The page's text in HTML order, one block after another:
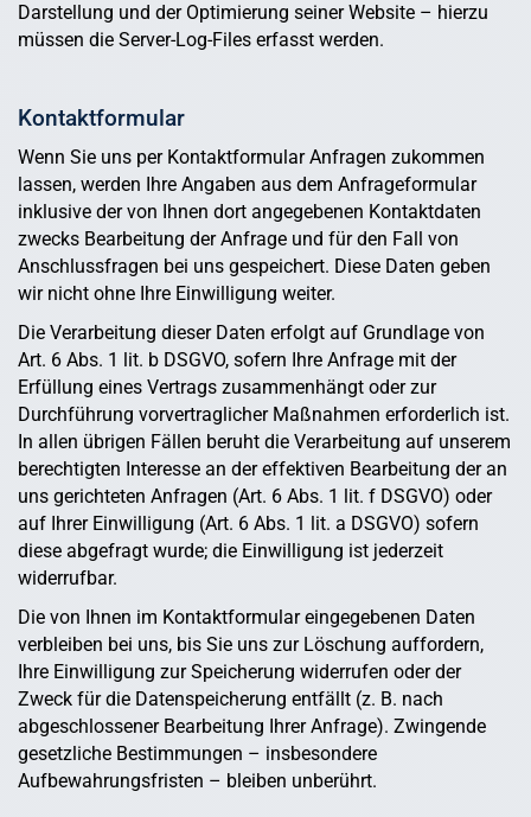
Darstellung und der Optimierung seiner Website – hierzu
müssen die Server-Log-Files erfasst werden.
Kontaktformular
Wenn Sie uns per Kontaktformular Anfragen zukommen
lassen, werden Ihre Angaben aus dem Anfrageformular
inklusive der von Ihnen dort angegebenen Kontaktdaten
zwecks Bearbeitung der Anfrage und für den Fall von
Anschlussfragen bei uns gespeichert. Diese Daten geben
wir nicht ohne Ihre Einwilligung weiter.
Die Verarbeitung dieser Daten erfolgt auf Grundlage von
Art. 6 Abs. 1 lit. b DSGVO, sofern Ihre Anfrage mit der
Erfüllung eines Vertrags zusammenhängt oder zur
Durchführung vorvertraglicher Maßnahmen erforderlich ist.
In allen übrigen Fällen beruht die Verarbeitung auf unserem
berechtigten Interesse an der effektiven Bearbeitung der an
uns gerichteten Anfragen (Art. 6 Abs. 1 lit. f DSGVO) oder
auf Ihrer Einwilligung (Art. 6 Abs. 1 lit. a DSGVO) sofern
diese abgefragt wurde; die Einwilligung ist jederzeit
widerrufbar.
Die von Ihnen im Kontaktformular eingegebenen Daten
verbleiben bei uns, bis Sie uns zur Löschung auffordern,
Ihre Einwilligung zur Speicherung widerrufen oder der
Zweck für die Datenspeicherung entfällt (z. B. nach
abgeschlossener Bearbeitung Ihrer Anfrage). Zwingende
gesetzliche Bestimmungen – insbesondere
Aufbewahrungsfristen – bleiben unberührt.